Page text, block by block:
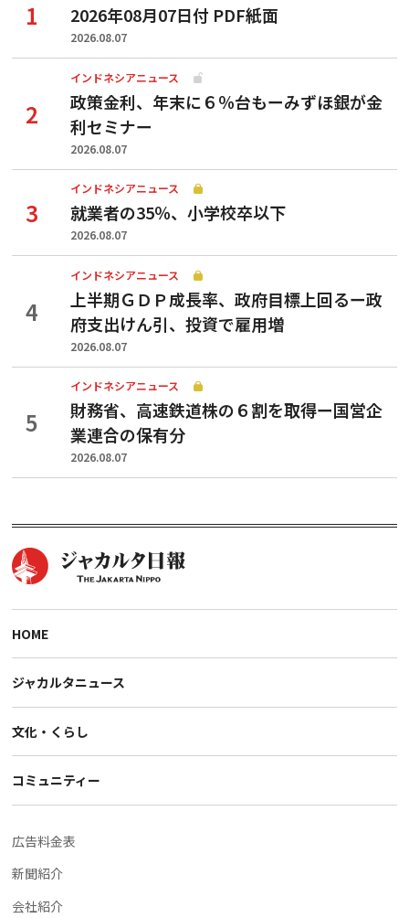
2026年08月07日付 PDF紙面
2026.08.07
インドネシアニュース
政策金利、年末に６％台もーみずほ銀が金
利セミナー
2026.08.07
インドネシアニュース
就業者の35％、小学校卒以下
2026.08.07
インドネシアニュース
上半期ＧＤＰ成長率、政府目標上回るー政
府支出けん引、投資で雇用増
2026.08.07
インドネシアニュース
財務省、高速鉄道株の６割を取得ー国営企
業連合の保有分
2026.08.07
HOME
ジャカルタニュース
文化・くらし
コミュニティー
広告料金表
新聞紹介
会社紹介